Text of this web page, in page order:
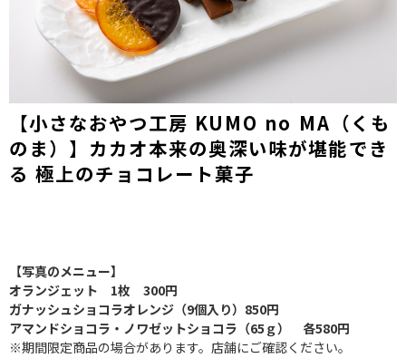
【小さなおやつ工房 KUMO no MA（くも
のま）】カカオ本来の奥深い味が堪能でき
る 極上のチョコレート菓子
【写真のメニュー】
オランジェット 1枚 300円
ガナッシュショコラオレンジ（9個入り）850円
アマンドショコラ・ノワゼットショコラ（65ｇ） 各580円
※期間限定商品の場合があります。店舗にご確認ください。